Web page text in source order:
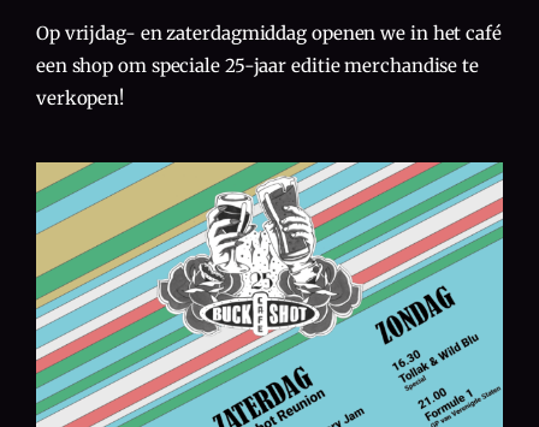
Op vrijdag- en zaterdagmiddag openen we in het café
een shop om speciale 25-jaar editie merchandise te
verkopen!